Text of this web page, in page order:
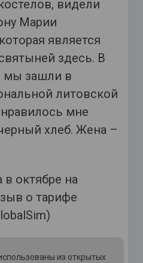
видели
Марии
является
здесь. В
мы зашли в
литовской
мне
хлеб. Жена –
из открытых